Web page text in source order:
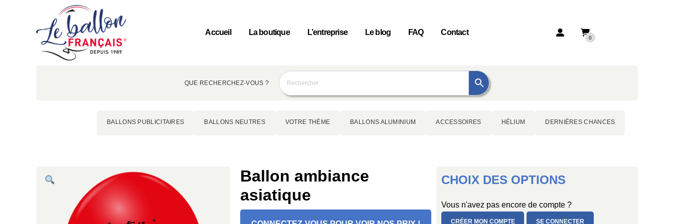
Accueil La boutique L’entreprise Le blog FAQ Contact
0
QUE RECHERCHEZ-VOUS ?
BALLONS PUBLICITAIRES BALLONS NEUTRES VOTRE THÈME BALLONS ALUMINIUM ACCESSOIRES HÉLIUM DERNIÈRES CHANCES
Ballon ambiance
asiatique
CHOIX DES OPTIONS
Vous n'avez pas encore de compte ?
CRÉER MON COMPTE SE CONNECTER